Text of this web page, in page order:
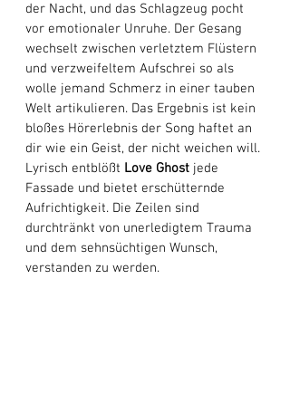
der Nacht, und das Schlagzeug pocht
vor emotionaler Unruhe. Der Gesang
wechselt zwischen verletztem Flüstern
und verzweifeltem Aufschrei so als
wolle jemand Schmerz in einer tauben
Welt artikulieren. Das Ergebnis ist kein
bloßes Hörerlebnis der Song haftet an
dir wie ein Geist, der nicht weichen will.
Lyrisch entblößt Love Ghost jede
Fassade und bietet erschütternde
Aufrichtigkeit. Die Zeilen sind
durchtränkt von unerledigtem Trauma
und dem sehnsüchtigen Wunsch,
verstanden zu werden.